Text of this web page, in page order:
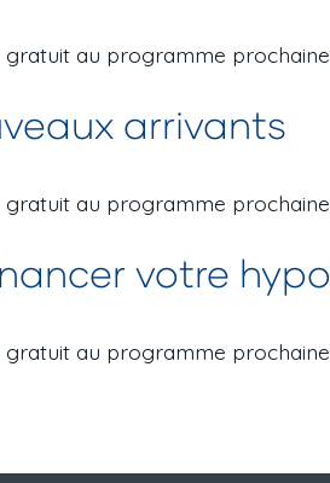
gratuit au programme
arrivants
gratuit au programme
votre
gratuit au programme